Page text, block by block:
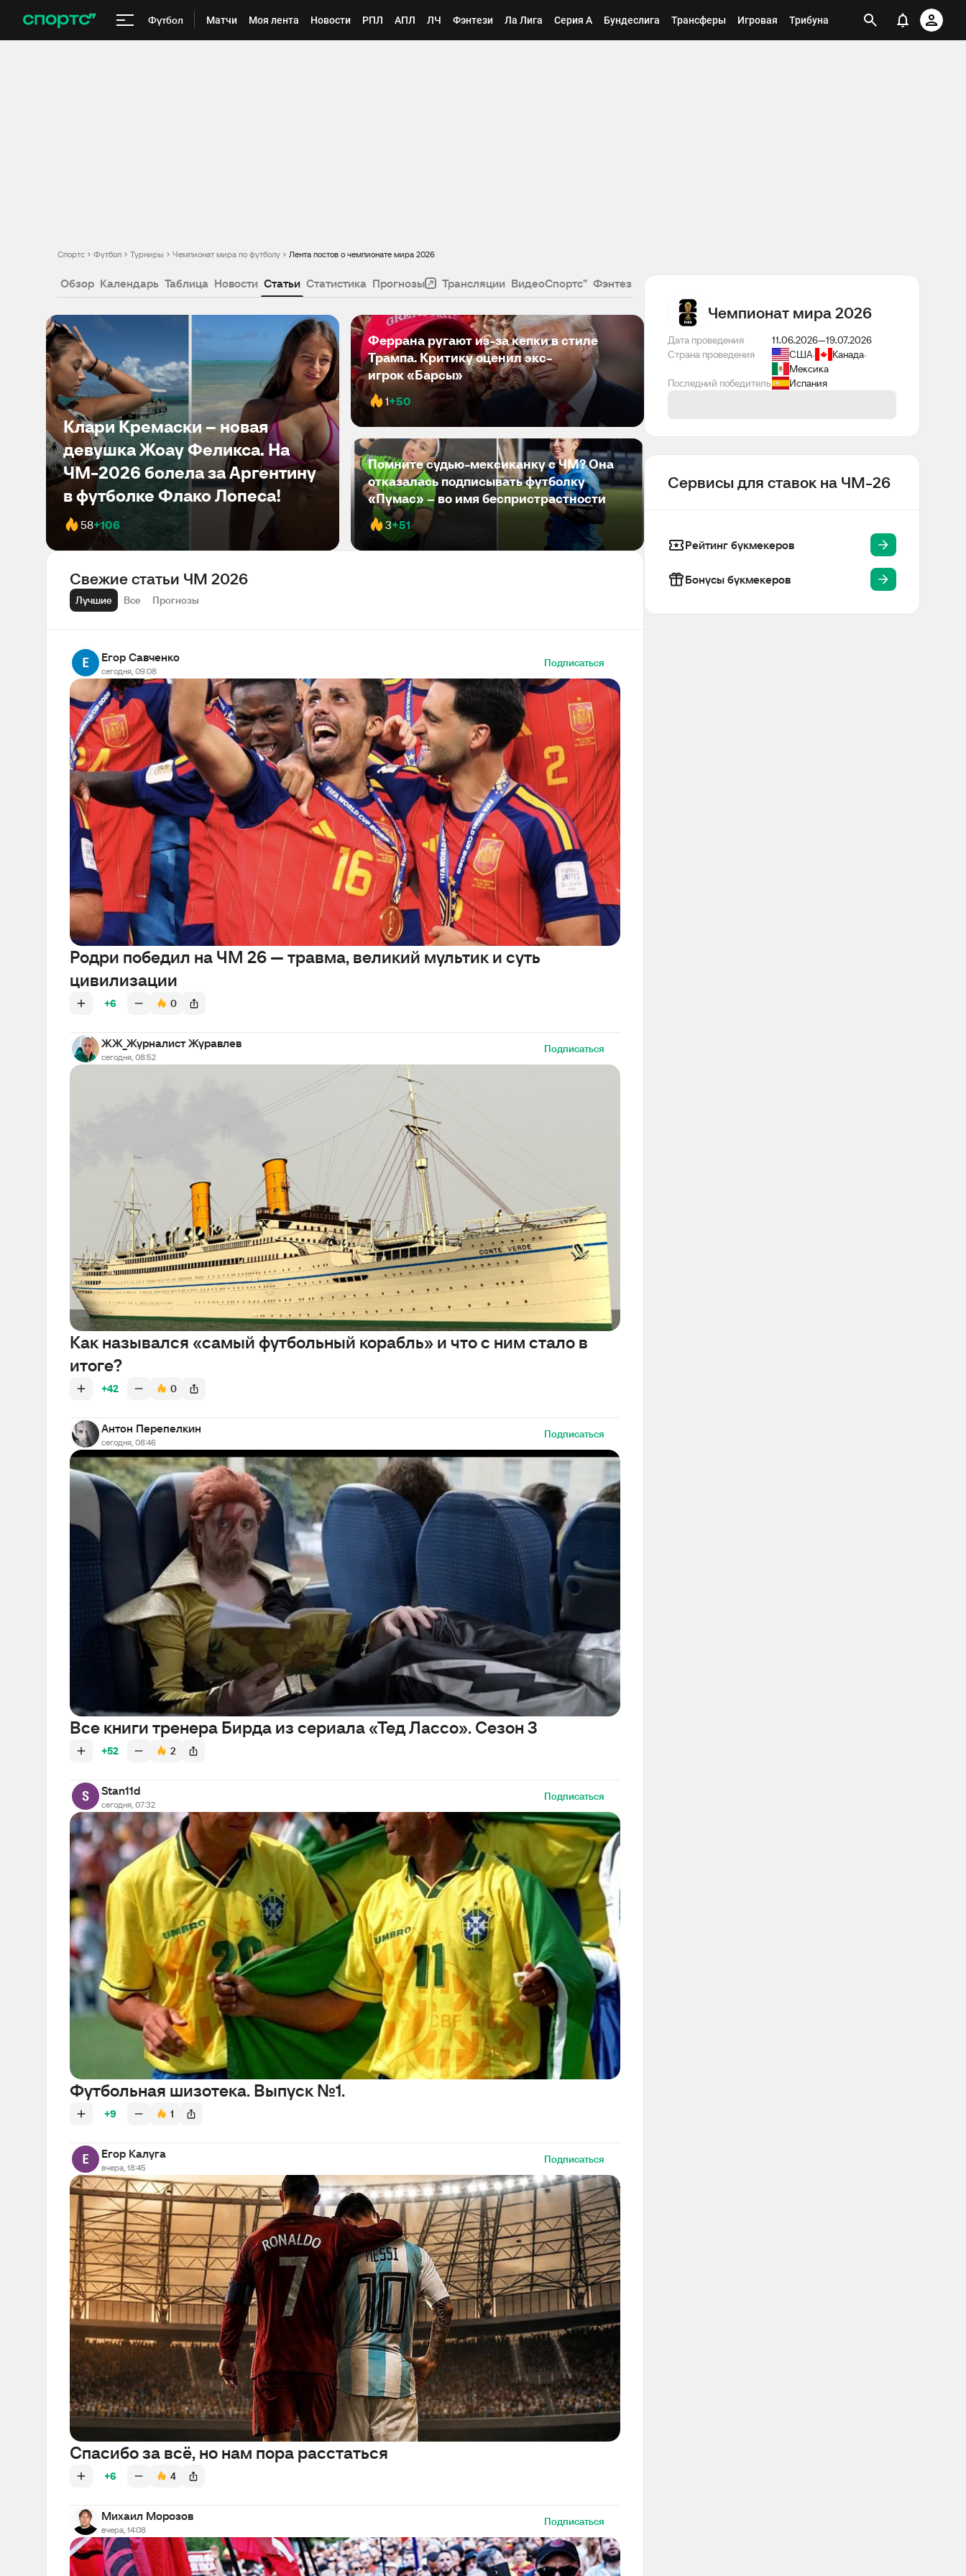
Футбол Матчи Моя лента Новости РПЛ АПЛ ЛЧ Фэнтези Ла Лига Серия А Бундеслига Трансферы Игровая Трибуна
Спортс Футбол Турниры Чемпионат мира по футболу Лента постов о чемпионате мира 2026
Чемпионат мира 2026
Дата проведения 11.06.2026—19.07.2026
Страна проведения
США· Канада·
Мексика
Последний победитель
Испания
Сервисы для ставок на ЧМ-26
Рейтинг букмекеров
Бонусы букмекеров
Обзор Календарь Таблица Новости Статьи Статистика Прогнозы Трансляции ВидеоСпортс” Фэнтези
Клари Кремаски – новая
девушка Жоау Феликса. На
ЧМ-2026 болела за Аргентину
в футболке Флако Лопеса!
58+106
Феррана ругают из-за кепки в стиле
Трампа. Критику оценил экс-
игрок «Барсы»
1+50
Помните судью-мексиканку с ЧМ? Она
отказалась подписывать футболку
«Пумас» – во имя беспристрастности
3+51
Свежие статьи ЧМ 2026
Лучшие Все Прогнозы
Егор Савченко
сегодня, 09:08
Подписаться
Родри победил на ЧМ 26 — травма, великий мультик и суть
цивилизации
+6 0
ЖЖ_Журналист Журавлев
сегодня, 08:52
Подписаться
Как назывался «самый футбольный корабль» и что с ним стало в
итоге?
+42 0
Антон Перепелкин
сегодня, 08:46
Подписаться
Все книги тренера Бирда из сериала «Тед Лассо». Сезон 3
+52 2
Stan11d
сегодня, 07:32
Подписаться
Футбольная шизотека. Выпуск №1.
+9 1
Егор Калуга
вчера, 18:45
Подписаться
Спасибо за всё, но нам пора расстаться
+6 4
Михаил Морозов
вчера, 14:08
Подписаться